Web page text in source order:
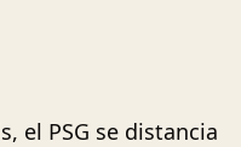
el PSG se distancia